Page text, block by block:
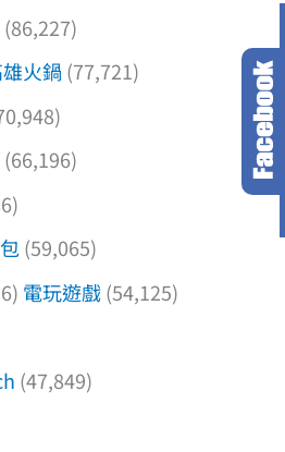
(86,227)
火鍋 (77,721)
(66,196)
(59,065)
電玩遊戲(54,125)
(47,849)